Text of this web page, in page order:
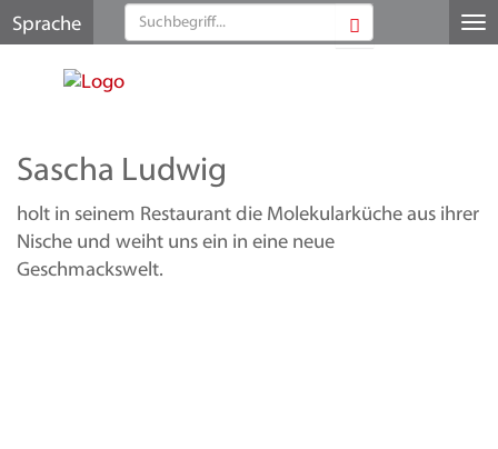
Sprache
Sascha Ludwig
holt in seinem Restaurant die Molekularküche aus ihrer
Nische und weiht uns ein in eine neue
Geschmackswelt.